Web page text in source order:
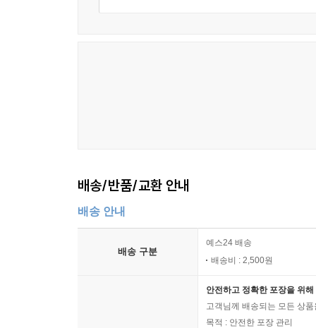
배송/반품/교환 안내
배송 안내
배송 구분
예스24 배송
배송비 : 2,500원
안전하고 정확한 포장을 위
고객님께 배송되는 모든 상
목적 : 안전한 포장 관리